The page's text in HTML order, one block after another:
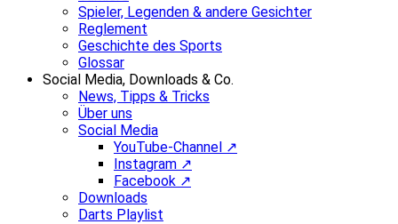
Spieler, Legenden & andere Gesichter
Reglement
Geschichte des Sports
Glossar
Social Media, Downloads & Co.
News, Tipps & Tricks
Über uns
Social Media
YouTube-Channel ↗
Instagram ↗
Facebook ↗
Downloads
Darts Playlist